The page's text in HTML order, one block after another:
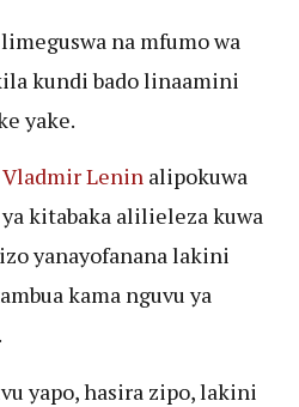
na mfumo wa
kundi bado linaamini
yake.
Vladmir Lenin alipokuwa
kitabaka alilieleza kuwa
yanayofanana lakini
kama nguvu ya
yapo, hasira zipo, lakini